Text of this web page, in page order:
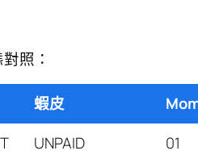
照：
蝦皮
UNPAID
01